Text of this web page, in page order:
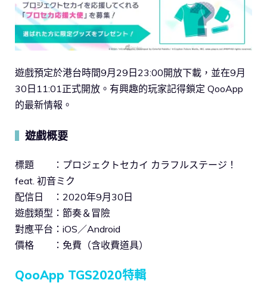
遊戲預定於港台時間9月29日23:00開放下載，並在9月
30日11:01正式開放。有興趣的玩家記得鎖定 QooApp
的最新情報。
遊戲概要
標題 ：プロジェクトセカイ カラフルステージ！
feat. 初音ミク
配信日 ：2020年9月30日
遊戲類型：節奏＆冒險
對應平台：iOS／Android
價格 ：免費（含收費道具）
QooApp TGS2020特輯